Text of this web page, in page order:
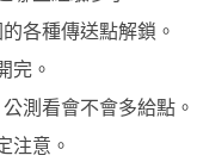
各種傳送點解鎖。
完。
測看會不會多給點。
注意。